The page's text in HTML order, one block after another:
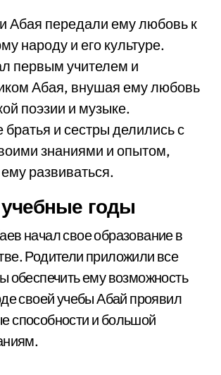
Абая передали ему любовь к
народу и его культуре.
первым учителем и
Абая, внушая ему любовь
поэзии и музыке.
и сестры делились с
знаниями и опытом,
развиваться.
годы
начал свое образование в
Родители приложили все
обеспечить ему возможность
своей учебы Абай проявил
способности и большой